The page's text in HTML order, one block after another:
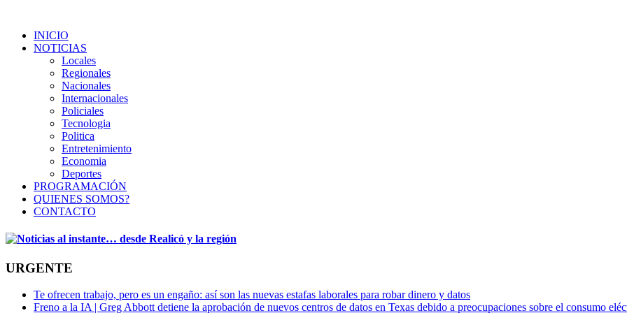
INICIO
NOTICIAS
Locales
Regionales
Nacionales
Internacionales
Policiales
Tecnologia
Politica
Entretenimiento
Economia
Deportes
PROGRAMACIÓN
QUIENES SOMOS?
CONTACTO
URGENTE
Te ofrecen trabajo, pero es un engaño: así son las nuevas estafas laborales para robar dinero y datos
Freno a la IA | Greg Abbott detiene la aprobación de nuevos centros de datos en Texas debido a preocupaciones sobre el consumo